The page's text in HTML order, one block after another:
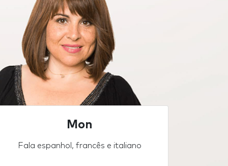
Mon
Fala espanhol, francês e italiano